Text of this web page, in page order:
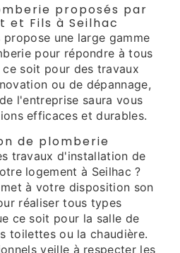
proposés par
et Fils à Seilhac
propose une large gamme
pour répondre à tous
ce soit pour des travaux
ou de dépannage,
l'entreprise saura vous
efficaces et durables.
de plomberie
travaux d'installation de
logement à Seilhac ?
à votre disposition son
réaliser tous types
ce soit pour la salle de
toilettes ou la chaudière.
veille à respecter les